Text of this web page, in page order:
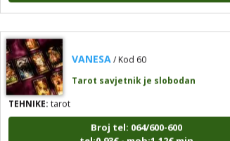
TEHNIKE:tarot
Broj tel: 064/600-600
tel:0,93€ - mob:1,12€ min